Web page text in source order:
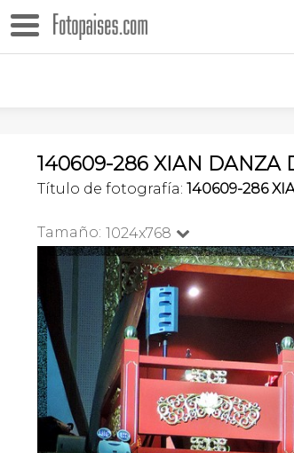
140609-286 XIAN DANZA
Título de fotografía: 140609-286
Tamaño: 1024x768 